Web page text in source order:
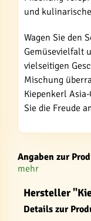
und
Wagen Sie den
Gemüsevielfalt
vielseitigen
Mischung
Kiepenkerl
Sie die Freude
Angaben zur
mehr
Hersteller
Details zur